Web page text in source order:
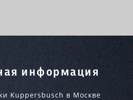
информация
Kuppersbusch в Москве